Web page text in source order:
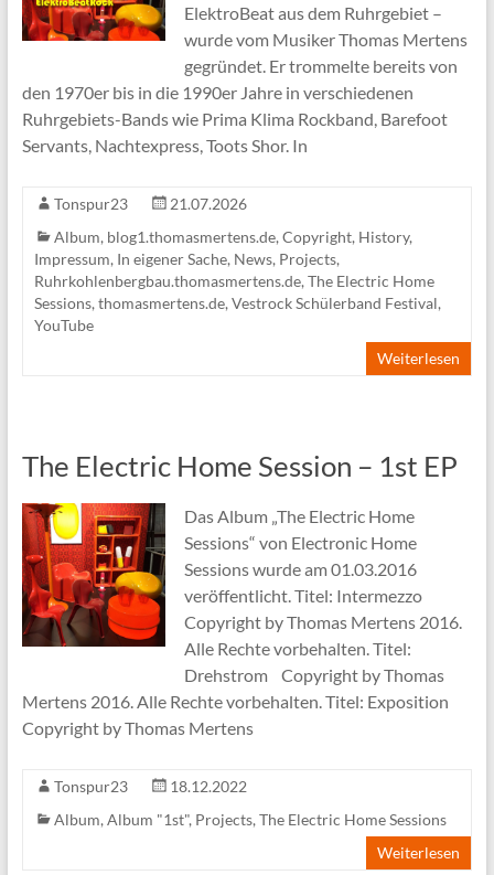
ElektroBeat aus dem Ruhrgebiet –
wurde vom Musiker Thomas Mertens
gegründet. Er trommelte bereits von
den 1970er bis in die 1990er Jahre in verschiedenen
Ruhrgebiets-Bands wie Prima Klima Rockband, Barefoot
Servants, Nachtexpress, Toots Shor. In
Tonspur23
21.07.2026
Album, blog1.thomasmertens.de, Copyright, History,
Impressum, In eigener Sache, News, Projects,
Ruhrkohlenbergbau.thomasmertens.de, The Electric Home
Sessions, thomasmertens.de, Vestrock Schülerband Festival,
YouTube
Weiterlesen
The Electric Home Session – 1st EP
Das Album „The Electric Home
Sessions“ von Electronic Home
Sessions wurde am 01.03.2016
veröffentlicht. Titel: Intermezzo
Copyright by Thomas Mertens 2016.
Alle Rechte vorbehalten. Titel:
Drehstrom Copyright by Thomas
Mertens 2016. Alle Rechte vorbehalten. Titel: Exposition
Copyright by Thomas Mertens
Tonspur23
18.12.2022
Album, Album "1st", Projects, The Electric Home Sessions
Weiterlesen